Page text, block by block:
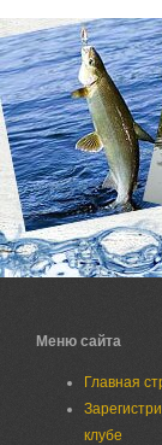
Меню сайта
Главная
клубе